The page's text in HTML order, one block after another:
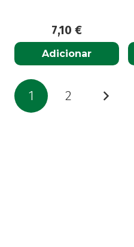
7,10 €
Adicionar
Paginação
dos
1 2